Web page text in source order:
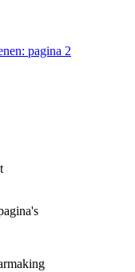
pagina 2